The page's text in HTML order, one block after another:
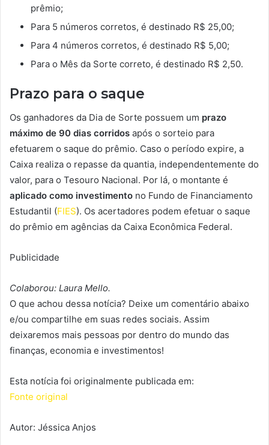
prêmio;
Para 5 números corretos, é destinado R$ 25,00;
Para 4 números corretos, é destinado R$ 5,00;
Para o Mês da Sorte correto, é destinado R$ 2,50.
Prazo para o saque
Os ganhadores da Dia de Sorte possuem um prazo
máximo de 90 dias corridos após o sorteio para
efetuarem o saque do prêmio. Caso o período expire, a
Caixa realiza o repasse da quantia, independentemente do
valor, para o Tesouro Nacional. Por lá, o montante é
aplicado como investimento no Fundo de Financiamento
Estudantil (FIES). Os acertadores podem efetuar o saque
do prêmio em agências da Caixa Econômica Federal.
Publicidade
Colaborou: Laura Mello.
O que achou dessa notícia? Deixe um comentário abaixo
e/ou compartilhe em suas redes sociais. Assim
deixaremos mais pessoas por dentro do mundo das
finanças, economia e investimentos!
Esta notícia foi originalmente publicada em:
Fonte original
Autor: Jéssica Anjos